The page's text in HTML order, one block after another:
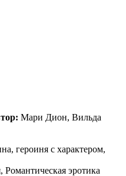
Мари Дион, Вильда
героиня с характером,
Романтическая эротика